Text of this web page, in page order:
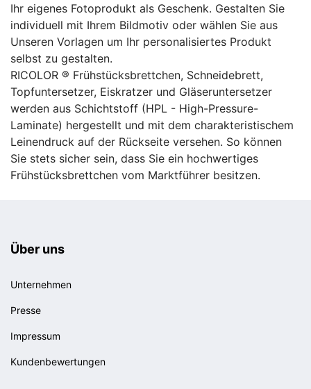
Ihr eigenes Fotoprodukt als Geschenk. Gestalten Sie
individuell mit Ihrem Bildmotiv oder wählen Sie aus
Unseren Vorlagen um Ihr personalisiertes Produkt
selbst zu gestalten.
RICOLOR ® Frühstücksbrettchen, Schneidebrett,
Topfuntersetzer, Eiskratzer und Gläseruntersetzer
werden aus Schichtstoff (HPL - High-Pressure-
Laminate) hergestellt und mit dem charakteristischem
Leinendruck auf der Rückseite versehen. So können
Sie stets sicher sein, dass Sie ein hochwertiges
Frühstücksbrettchen vom Marktführer besitzen.
Über uns
Unternehmen
Presse
Impressum
Kundenbewertungen